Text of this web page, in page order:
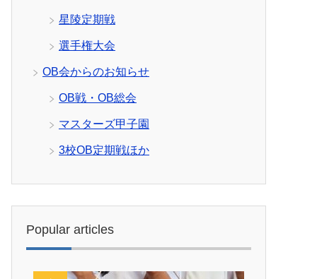
星陵定期戦
選手権大会
OB会からのお知らせ
OB戦・OB総会
マスターズ甲子園
3校OB定期戦ほか
Popular articles